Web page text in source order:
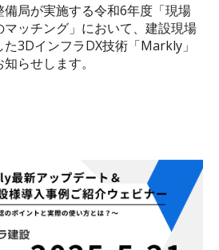
局が実施する令和6年度「現場
ッチング」において、建設現場
3DインフラDX技術「Markly」
らせします。